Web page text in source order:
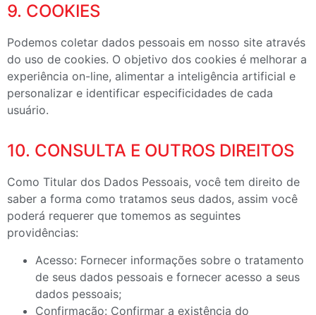
9. COOKIES
Podemos coletar dados pessoais em nosso site através
do uso de cookies. O objetivo dos cookies é melhorar a
experiência on-line, alimentar a inteligência artificial e
personalizar e identificar especificidades de cada
usuário.
10. CONSULTA E OUTROS DIREITOS
Como Titular dos Dados Pessoais, você tem direito de
saber a forma como tratamos seus dados, assim você
poderá requerer que tomemos as seguintes
providências:
Acesso: Fornecer informações sobre o tratamento
de seus dados pessoais e fornecer acesso a seus
dados pessoais;
Confirmação: Confirmar a existência do